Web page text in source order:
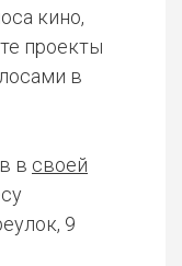
кино,
проекты
в
в своей
9